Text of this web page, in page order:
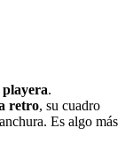
.
retro, su cuadro
Es algo más